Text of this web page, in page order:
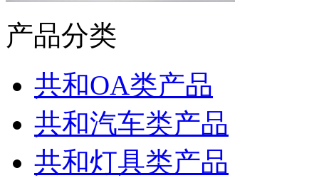
产品分类
共和OA类产品
共和汽车类产品
共和灯具类产品